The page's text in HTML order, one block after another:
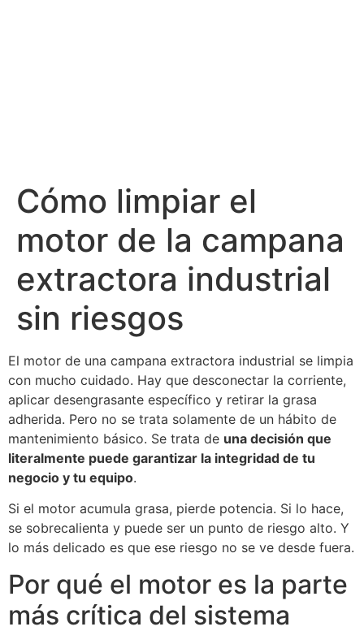
Cómo limpiar el
motor de la campana
extractora industrial
sin riesgos
El motor de una campana extractora industrial se limpia
con mucho cuidado. Hay que desconectar la corriente,
aplicar desengrasante específico y retirar la grasa
adherida. Pero no se trata solamente de un hábito de
mantenimiento básico. Se trata de una decisión que
literalmente puede garantizar la integridad de tu
negocio y tu equipo.
Si el motor acumula grasa, pierde potencia. Si lo hace,
se sobrecalienta y puede ser un punto de riesgo alto. Y
lo más delicado es que ese riesgo no se ve desde fuera.
Por qué el motor es la parte
más crítica del sistema